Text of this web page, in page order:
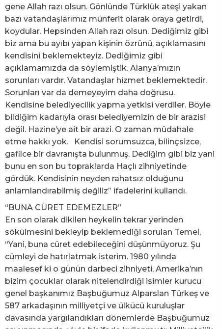
gene Allah razı olsun. Gönlünde Türklük ateşi yakan
bazı vatandaşlarımız münferit olarak oraya getirdi,
koydular. Hepsinden Allah razı olsun. Dediğimiz gibi
biz ama bu ayıbı yapan kişinin özrünü, açıklamasını
kendisini beklemekteyiz. Dediğimiz gibi
açıklamamızda da söylemiştik. Alanya’mızın
sorunları vardır. Vatandaşlar hizmet beklemektedir.
Sorunları var da demeyeyim daha doğrusu.
Kendisine belediyecilik yapma yetkisi verdiler. Böyle
bildiğim kadarıyla orası belediyemizin de bir arazisi
değil. Hazine’ye ait bir arazi. O zaman müdahale
etme hakkı yok. Kendisi sorumsuzca, bilinçsizce,
gafilce bir davranışta bulunmuş. Dediğim gibi biz yani
bunu en son bu topraklarda Haçlı zihniyetinde
gördük. Kendisinin neyden rahatsız olduğunu
anlamlandırabilmiş değiliz” ifadelerini kullandı.
“BUNA CÜRET EDEMEZLER”
En son olarak dikilen heykelin tekrar yerinden
sökülmesini bekleyip beklemediği sorulan Temel,
“Yani, buna cüret edebileceğini düşünmüyoruz. Şu
cümleyi de hatırlatmak isterim. 1980 yılında
maalesef ki o günün darbeci zihniyeti, Amerika’nın
bizim çocuklar olarak nitelendirdiği isimler kurucu
genel başkanımız Başbuğumuz Alparslan Türkeş ve
587 arkadaşının milliyetçi ve ülkücü kuruluşlar
davasında yargılandıkları dönemlerde Başbuğumuz